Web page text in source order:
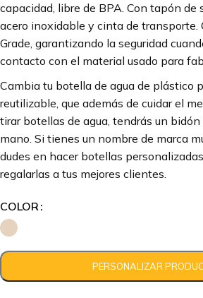
capacidad, libre de BPA. Con tapón de
acero inoxidable y cinta de transporte.
Grade, garantizando la seguridad
contacto con el material usado para
Cambia tu botella de agua de plástico
reutilizable, que además de cuidar el
tirar botellas de agua, tendrás un
mano. Si tienes un nombre de marca
dudes en hacer botellas
regalarlas a tus mejores clientes.
COLOR